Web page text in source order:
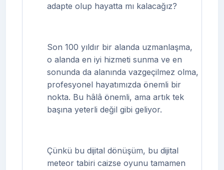
adapte olup hayatta mı kalacağız?
Son 100 yıldır bir alanda uzmanlaşma,
o alanda en iyi hizmeti sunma ve en
sonunda da alanında vazgeçilmez olma,
profesyonel hayatımızda önemli bir
nokta. Bu hâlâ önemli, ama artık tek
başına yeterli değil gibi geliyor.
Çünkü bu dijital dönüşüm, bu dijital
meteor tabiri caizse oyunu tamamen